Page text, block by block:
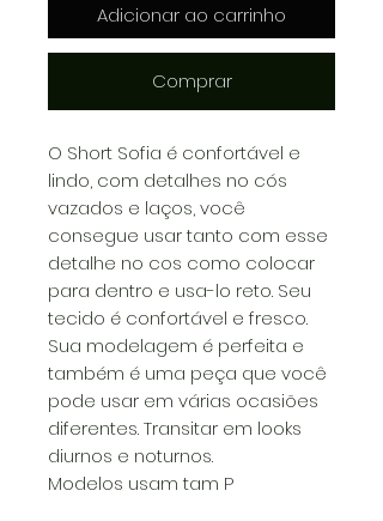
Adicionar ao carrinho
Comprar
O Short Sofia é confortável e
lindo, com detalhes no cós
vazados e laços, você
consegue usar tanto com esse
detalhe no cos como colocar
para dentro e usa-lo reto. Seu
tecido é confortável e fresco.
Sua modelagem é perfeita e
também é uma peça que você
pode usar em várias ocasiões
diferentes. Transitar em looks
diurnos e noturnos.
Modelos usam tam P